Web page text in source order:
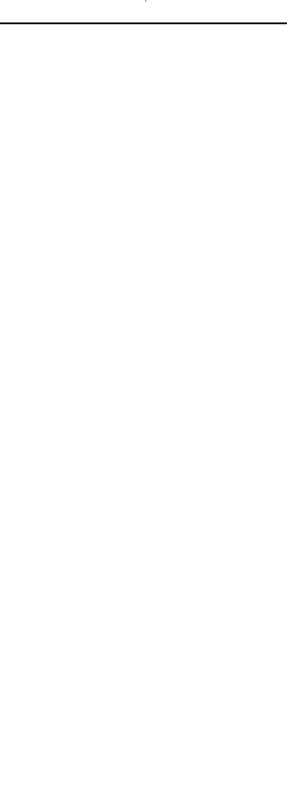
l'agence Amstramgram,
transformant le lieu en